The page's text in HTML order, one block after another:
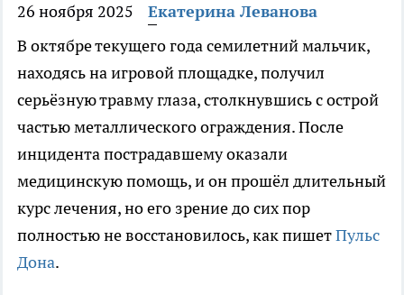
26 ноября 2025
Екатерина Леванова
В октябре текущего года семилетний мальчик,
находясь на игровой площадке, получил
серьёзную травму глаза, столкнувшись с острой
частью металлического ограждения. После
инцидента пострадавшему оказали
медицинскую помощь, и он прошёл длительный
курс лечения, но его зрение до сих пор
полностью не восстановилось, как пишетПульс
Дона.